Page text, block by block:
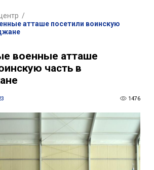
/
атташе посетили воинскую
военные атташе
часть в
1476